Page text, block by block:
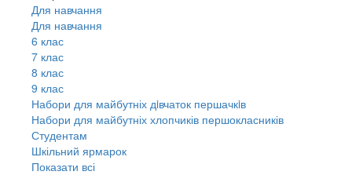
Для навчання
Для навчання
6 клас
7 клас
8 клас
9 клас
Набори для майбутніх дiвчаток першачкiв
Набори для майбутніх хлопчиків першокласників
Студентам
Шкільний ярмарок
Показати всі